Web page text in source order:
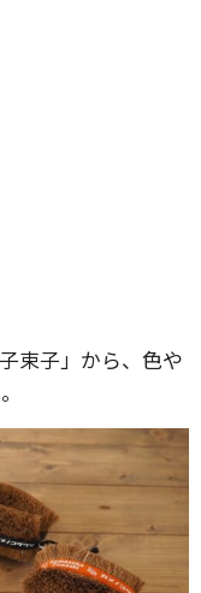
束子」から、色や